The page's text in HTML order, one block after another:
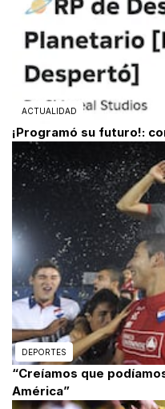
ACTUALIDAD
¡Programó su futuro!:
DEPORTES
“Creíamos que
América”